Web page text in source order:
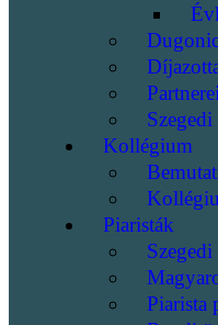
Kollégium
Piaristák
Piarista